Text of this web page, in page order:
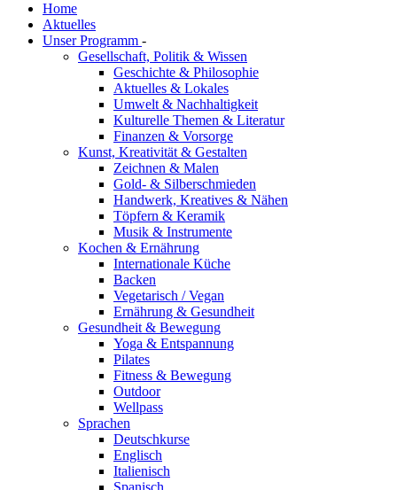
Home
Aktuelles
Unser Programm -
Gesellschaft, Politik & Wissen
Geschichte & Philosophie
Aktuelles & Lokales
Umwelt & Nachhaltigkeit
Kulturelle Themen & Literatur
Finanzen & Vorsorge
Kunst, Kreativität & Gestalten
Zeichnen & Malen
Gold- & Silberschmieden
Handwerk, Kreatives & Nähen
Töpfern & Keramik
Musik & Instrumente
Kochen & Ernährung
Internationale Küche
Backen
Vegetarisch / Vegan
Ernährung & Gesundheit
Gesundheit & Bewegung
Yoga & Entspannung
Pilates
Fitness & Bewegung
Outdoor
Wellpass
Sprachen
Deutschkurse
Englisch
Italienisch
Spanisch